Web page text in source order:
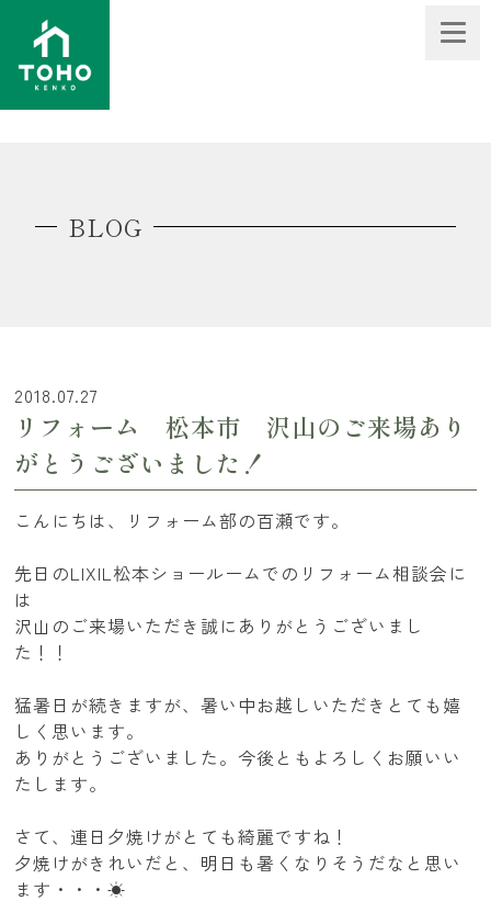
BLOG
2018.07.27
リフォーム 松本市 沢山のご来場あり
がとうございました！
こんにちは、リフォーム部の百瀬です。
先日のLIXIL松本ショールームでのリフォーム相談会に
は
沢山のご来場いただき誠にありがとうございまし
た！！
猛暑日が続きますが、暑い中お越しいただきとても嬉
しく思います。
ありがとうございました。今後ともよろしくお願いい
たします。
さて、連日夕焼けがとても綺麗ですね！
夕焼けがきれいだと、明日も暑くなりそうだなと思い
ます・・・☀